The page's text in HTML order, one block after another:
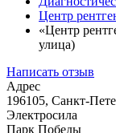
Центр
«Центр
улица)
Написать отзыв
Адрес
196105, Санкт-
Электросила
Парк Победы